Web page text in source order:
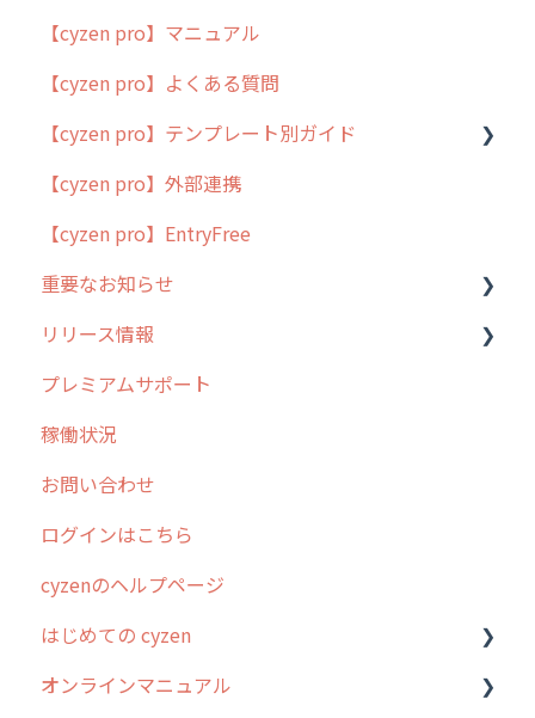
cyzen pro とは？
簡易マニュアル
cyzen proの位置情報取得について
用語集
よくある質問
【cyzen pro】マニュアル
【cyzen pro】よくある質問
【cyzen pro】テンプレート別ガイド
ポスティング
ラウンダー
メンテナンス
外廻り営業
清掃
不動産
【cyzen pro】外部連携
【cyzen pro】EntryFree
重要なお知らせ
過去の重要なお知らせ
障害情報
リリース情報
リリース
2026年のリリース情報
2025年のリリース情報
2024年のリリース情報
2023年のリリース情報
過去のリリース
2019年までのリリース情報
プレミアムサポート
稼働状況
お問い合わせ
ログインはこちら
cyzenのヘルプページ
はじめての cyzen
0. はじめてのcyzenの使い方
オンラインマニュアル